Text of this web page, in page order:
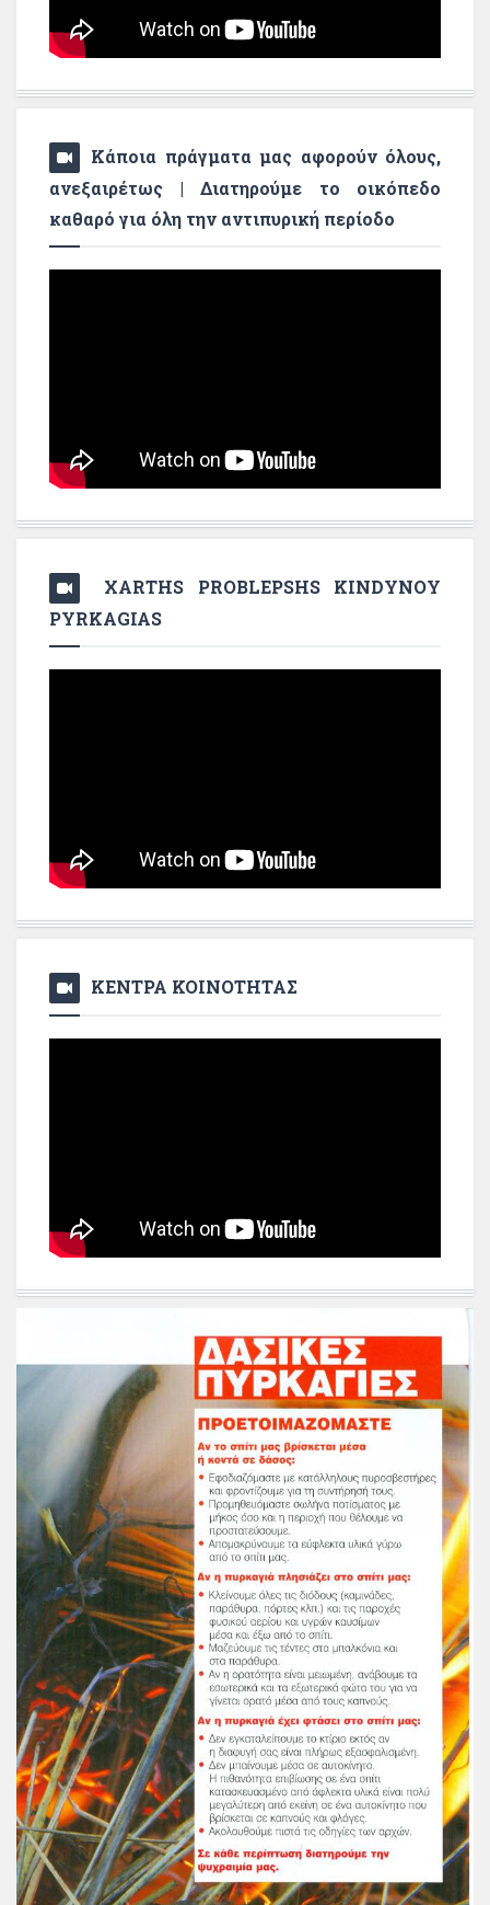
Κάποια πράγματα μας αφορούν όλους,
ανεξαιρέτως | Διατηρούμε το οικόπεδο
καθαρό για όλη την αντιπυρική περίοδο
XARTHS PROBLEPSHS KINDYNOY
PYRKAGIAS
ΚΕΝΤΡΑ ΚΟΙΝΟΤΗΤΑΣ